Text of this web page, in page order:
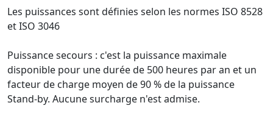
Les puissances sont définies selon les normes ISO 8528
et ISO 3046
Puissance secours : c'est la puissance maximale
disponible pour une durée de 500 heures par an et un
facteur de charge moyen de 90 % de la puissance
Stand-by. Aucune surcharge n'est admise.